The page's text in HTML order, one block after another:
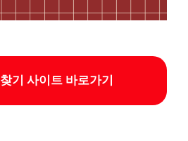
기 사이트 바로가기